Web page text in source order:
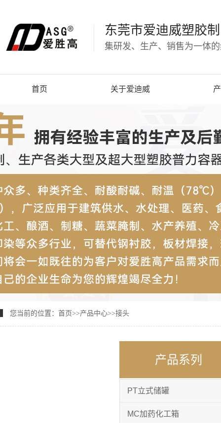
东莞市爱迪威塑胶
集研发、生产、销售为一体
首页 关于爱迪威
您当前的位置： 首页>>产品中心>>接头
产品系列
PT立式储罐
MC加药化工箱